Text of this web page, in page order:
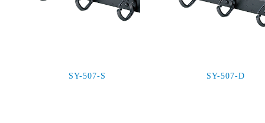
SY-507-S SY-507-D